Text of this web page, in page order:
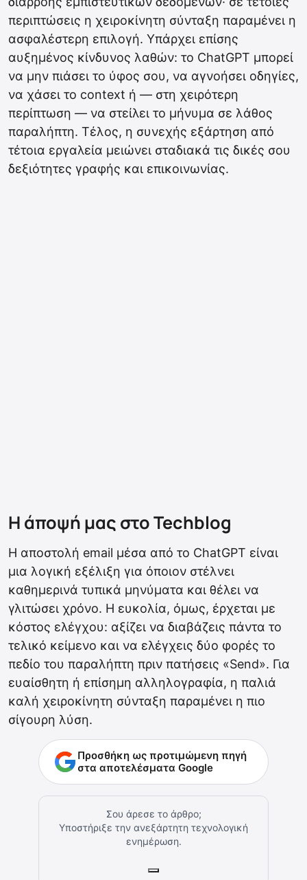
περιπτώσεις η χειροκίνητη σύνταξη παραμένει η
ασφαλέστερη επιλογή. Υπάρχει επίσης
αυξημένος κίνδυνος λαθών: το ChatGPT μπορεί
να μην πιάσει το ύφος σου, να αγνοήσει οδηγίες,
να χάσει το context ή — στη χειρότερη
περίπτωση — να στείλει το μήνυμα σε λάθος
παραλήπτη. Τέλος, η συνεχής εξάρτηση από
τέτοια εργαλεία μειώνει σταδιακά τις δικές σου
δεξιότητες γραφής και επικοινωνίας.
Η άποψή μας στο Techblog
Η αποστολή email μέσα από το ChatGPT είναι
μια λογική εξέλιξη για όποιον στέλνει
καθημερινά τυπικά μηνύματα και θέλει να
γλιτώσει χρόνο. Η ευκολία, όμως, έρχεται με
κόστος ελέγχου: αξίζει να διαβάζεις πάντα το
τελικό κείμενο και να ελέγχεις δύο φορές το
πεδίο του παραλήπτη πριν πατήσεις «Send». Για
ευαίσθητη ή επίσημη αλληλογραφία, η παλιά
καλή χειροκίνητη σύνταξη παραμένει η πιο
σίγουρη λύση.
Προσθήκη ως προτιμώμενη πηγή
στα αποτελέσματα Google
Σου άρεσε το άρθρο;
Υποστήριξε την ανεξάρτητη τεχνολογική
ενημέρωση.